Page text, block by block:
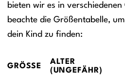
bieten wir es in
beachte die Größentabelle,
dein Kind zu finden:
GRÖSSE
ALTER
(UNGEFÄHR)